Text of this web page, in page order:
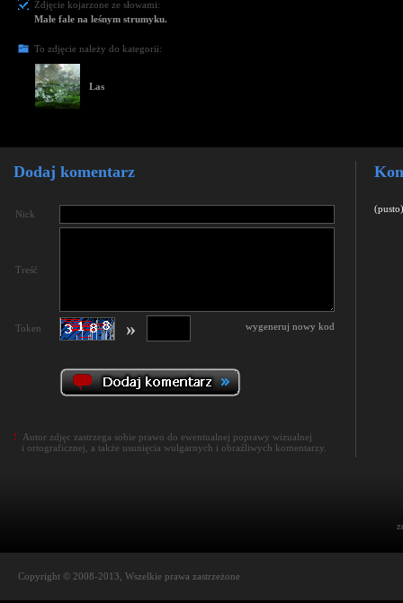
Zdjęcie kojarzone ze słowami:
Małe fale na leśnym strumyku.
To zdjęcie należy do kategorii:
Las
Dodaj komentarz
Nick
Treść
Token wygeneruj nowy kod
»
! Autor zdjęc zastrzega sobie prawo do ewentualnej poprawy wizualnej
i ortograficznej, a także usunięcia wulgarnych i obraźliwych komentarzy.
(pusto)
Copyright © 2008-2013, Wszelkie prawa zastrzeżone